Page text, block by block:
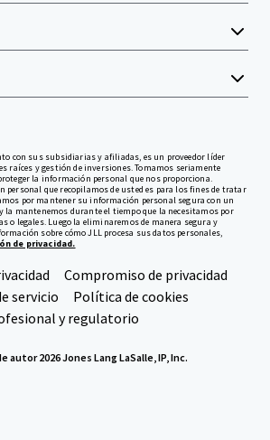
con sus subsidiarias y afiliadas, es un proveedor líder
raíces y gestión de inversiones. Tomamos seriamente
la información personal que nos proporciona.
personal que recopilamos de usted es para los fines de tratar
por mantener su información personal segura con un
la mantenemos durante el tiempo que la necesitamos por
o legales. Luego la eliminaremos de manera segura y
sobre cómo JLL procesa sus datos personales,
de privacidad.
Compromiso de privacidad
servicio
Política de cookies
y regulatorio
autor 2026 Jones Lang LaSalle, IP, Inc.